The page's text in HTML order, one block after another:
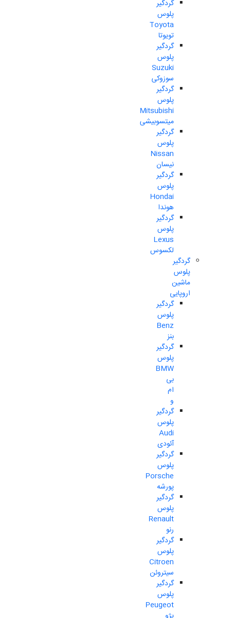
گردگیر
پلوس
Toyota
تویوتا
گردگیر
پلوس
Suzuki
سوزوکی
گردگیر
پلوس
Mitsubishi
میتسوبیشی
گردگیر
پلوس
Nissan
نیسان
گردگیر
پلوس
Hondai
هوندا
گردگیر
پلوس
Lexus
لکسوس
گردگیر
پلوس
ماشین
اروپایی
گردگیر
پلوس
Benz
بنز
گردگیر
پلوس
BMW
بی
ام
و
گردگیر
پلوس
Audi
آئودی
گردگیر
پلوس
Porsche
پورشه
گردگیر
پلوس
Renault
رنو
گردگیر
پلوس
Citroen
سیتروئن
گردگیر
پلوس
Peugeot